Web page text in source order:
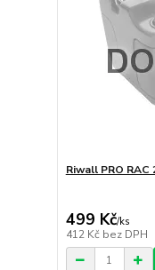
Riwall PRO RAC
499 Kč/ks
412 Kč bez DPH